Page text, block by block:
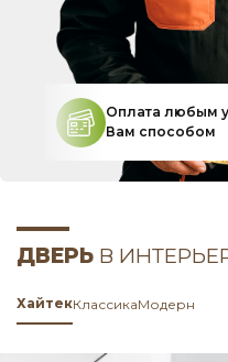
Оплата любым
Вам способом
ДВЕРЬ В
ХайтекКлассикаМодерн